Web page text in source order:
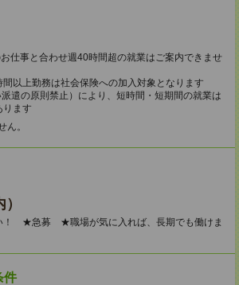
仕事と合わせ週40時間超の就業はご案内できませ
以上勤務は社会保険への加入対象となります
遣の原則禁止）により、短時間・短期間の就業は
ります
ん。
！ ★急募 ★職場が気に入れば、長期でも働けま
件